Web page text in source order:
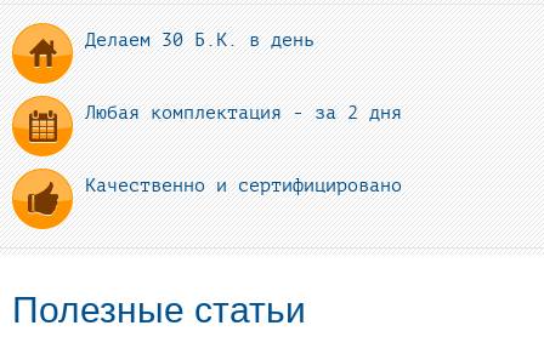
Делаем 30 Б.К. в день
Любая комплектация - за 2 дня
Качественно и сертифицировано
Полезные статьи